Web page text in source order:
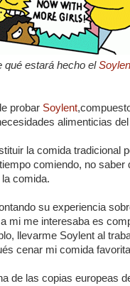
qué estará hecho el
probar Soylent
alimenticias
la comida tradicional
comiendo, no saber
comida.
su experiencia
mi me interesaba es
llevarme Soylent al
cenar mi comida
de las copias europeas